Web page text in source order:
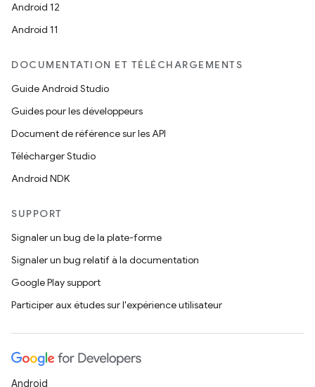
Android 12
Android 11
DOCUMENTATION ET TÉLÉCHARGEMENTS
Guide Android Studio
Guides pour les développeurs
Document de référence sur les API
Télécharger Studio
Android NDK
SUPPORT
Signaler un bug de la plate-forme
Signaler un bug relatif à la documentation
Google Play support
Participer aux études sur l'expérience utilisateur
Android